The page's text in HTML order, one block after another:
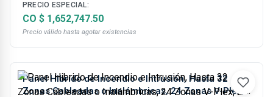
PRECIO ESPECIAL:
CO $ 1,652,747.50
Precio válido hasta agotar existencias
Panel Hibrido de Incendio e Intrusión, Hasta 32
Zonas Cableadas o Inalámbricas, 24 Zonas V-Plex,